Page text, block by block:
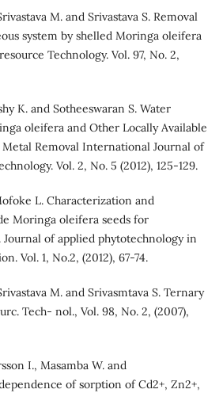
M. and Srivastava S. Removal
system by shelled Moringa oleifera
Technology. Vol. 97, No. 2,
K. and Sotheeswaran S. Water
oleifera and Other Locally Available
Removal International Journal of
Vol. 2, No. 5 (2012), 125-129.
L. Characterization and
Moringa oleifera seeds for
of applied phytotechnology in
Vol. 1, No.2, (2012), 67-74.
M. and Srivasmtava S. Ternary
Tech- nol., Vol. 98, No. 2, (2007),
I., Masamba W. and
of sorption of Cd2+, Zn2+,